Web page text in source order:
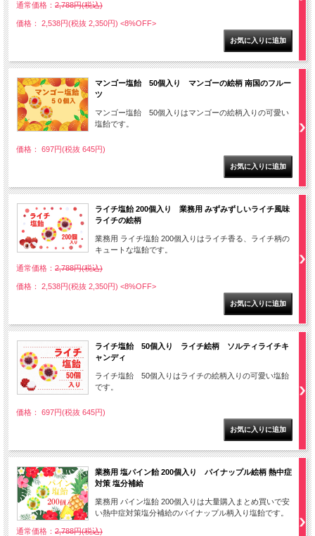
通常価格： 2,788円(税込)
価格： 2,538円(税抜 2,350円) <8%OFF>
マンゴー塩飴 50個入り マンゴーの絵柄 南国のフルー
ツ
マンゴー塩飴 50個入りはマンゴーの絵柄入りの可愛い
塩飴です。
価格： 697円(税抜 645円)
ライチ塩飴 200個入り 業務用 みずみずしいライチ風味
ライチの絵柄
業務用 ライチ塩飴 200個入りはライチ香る、ライチ柄の
キュートな塩飴です。
通常価格： 2,788円(税込)
価格： 2,538円(税抜 2,350円) <8%OFF>
ライチ塩飴 50個入り ライチ絵柄 ソルティライチキ
ャンディ
ライチ塩飴 50個入りはライチの絵柄入りの可愛い塩飴
です。
価格： 697円(税抜 645円)
業務用 塩パイン飴 200個入り パイナップル絵柄 熱中症
対策 塩分補給
業務用 パイン塩飴 200個入りは大量購入まとめ買いで安
い熱中症対策塩分補給のパイナップル柄入り塩飴です。
通常価格： 2,788円(税込)